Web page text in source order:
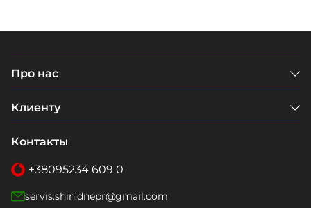
Про нас
Клиенту
Контакты
+38095234 609 0
servis.shin.dnepr@gmail.com